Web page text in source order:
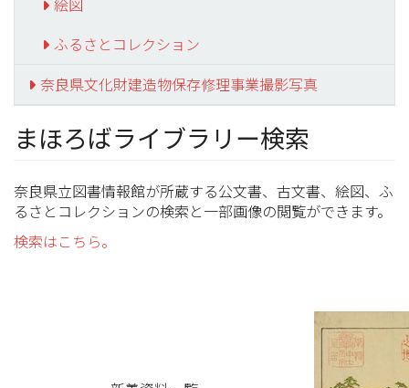
絵図
ふるさとコレクション
奈良県文化財建造物保存修理事業撮影写真
まほろばライブラリー検索
奈良県立図書情報館が所蔵する公文書、古文書、絵図、ふ
るさとコレクションの検索と一部画像の閲覧ができます。
検索はこちら。